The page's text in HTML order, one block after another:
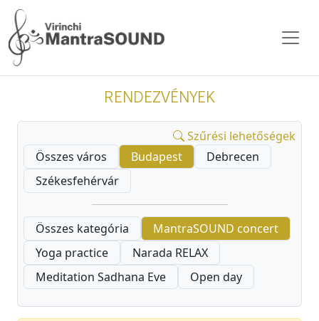
RENDEZVÉNYEK
Szűrési lehetőségek
Összes város
Budapest
Debrecen
Székesfehérvár
Összes kategória
MantraSOUND concert
Yoga practice
Narada RELAX
Meditation Sadhana Eve
Open day